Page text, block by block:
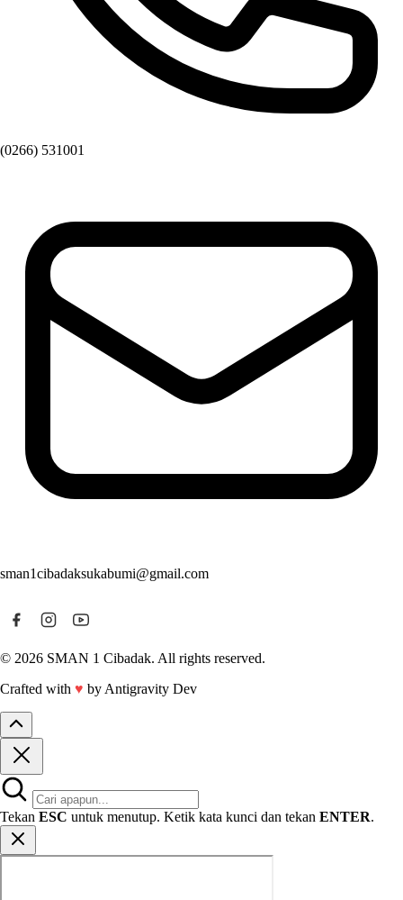
(0266) 531001
sman1cibadaksukabumi@gmail.com
© 2026 SMAN 1 Cibadak. All rights reserved.
Crafted with ♥ by Antigravity Dev
Tekan ESC untuk menutup. Ketik kata kunci dan tekan ENTER.